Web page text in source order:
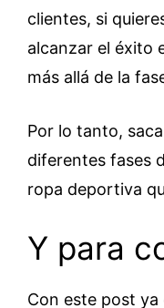
clientes, si
alcanzar el éxito
más allá de la
Por lo tanto,
diferentes fases
ropa deportiva
Y para
Con este post